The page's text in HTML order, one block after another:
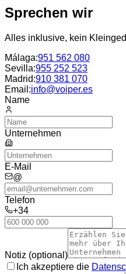
Sprechen wir
Alles inklusive, kein
Málaga:951 562 080
Sevilla:955 252 523
Madrid:910 381 070
Email:info@voiper.es
Name
Unternehmen
E-Mail
@
Telefon
+34
Notiz (optional)
Ich akzeptiere die